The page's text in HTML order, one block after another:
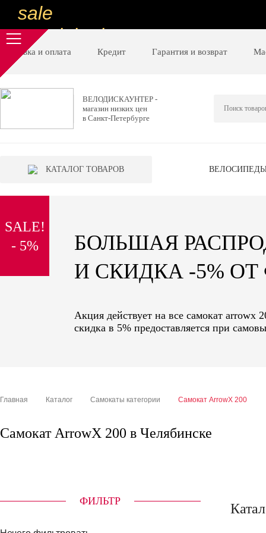
sale
special price
sale
низкие цены
вот дешево
special price
sale
надо брать
sale
Доставка и оплата Кредит Гарантия и возврат
ВЕЛОДИСКАУНТЕР -
магазин низких цен
в Санкт-Петербурге
КАТАЛОГ ТОВАРОВ
SALE!
- 5%
БОЛЬШАЯ
И СКИДКА -5%
Акция действует на все самокат arrowx
скидка в 5% предоставляется при
Главная Каталог Самокаты категории Самокат ArrowX 200
Самокат ArrowX 200 в Челябинске
ФИЛЬТР